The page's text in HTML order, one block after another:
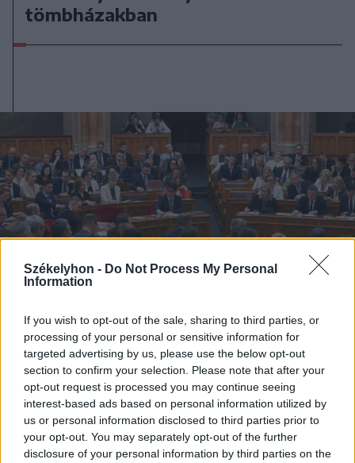
Székelyhon - Do Not Process My Personal
Information
If you wish to opt-out of the sale, sharing to third parties, or
processing of your personal or sensitive information for
targeted advertising by us, please use the below opt-out
section to confirm your selection. Please note that after your
opt-out request is processed you may continue seeing
interest-based ads based on personal information utilized by
us or personal information disclosed to third parties prior to
your opt-out. You may separately opt-out of the further
disclosure of your personal information by third parties on the
tömbházakban
2026. augusztus 05., szerda
Kedden választhatják meg
Magyarország új köztársasági
elnökét